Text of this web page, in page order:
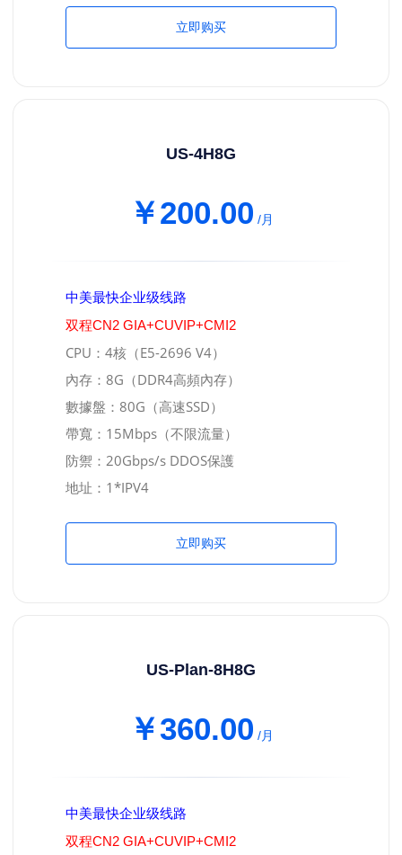
立即购买
US-4H8G
￥200.00 /月
中美最快企业级线路
双程CN2 GIA+CUVIP+CMI2
CPU：4核（E5-2696 V4）
內存：8G（DDR4高頻內存）
數據盤：80G（高速SSD）
帶寬：15Mbps（不限流量）
防禦：20Gbps/s DDOS保護
地址：1*IPV4
立即购买
US-Plan-8H8G
￥360.00 /月
中美最快企业级线路
双程CN2 GIA+CUVIP+CMI2